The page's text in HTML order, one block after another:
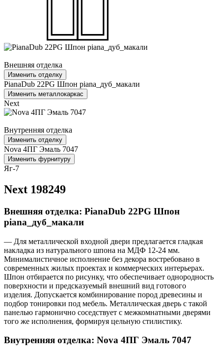
Внешняя отделка
Изменить отделку
PianaDub 22PG Шпон piana_дуб_макали
Изменить металлокаркас
Next
Внутренняя отделка
Изменить отделку
Nova 4ПГ Эмаль 7047
Изменить фурнитуру
Яг-7
Next 198249
Внешняя отделка: PianaDub 22PG Шпон
piana_дуб_макали
— Для металлической входной двери предлагается гладкая
накладка из натурального шпона на МДФ 12-24 мм.
Минималистичное исполнение без декора востребовано в
современных жилых проектах и коммерческих интерьерах.
Шпон отбирается по рисунку, что обеспечивает однородность
поверхности и предсказуемый внешний вид готового
изделия. Допускается комбинирование пород древесины и
подбор тонировки под мебель. Металлическая дверь с такой
панелью гармонично соседствует с межкомнатными дверями
того же исполнения, формируя цельную стилистику.
Внутренняя отделка: Nova 4ПГ Эмаль 7047